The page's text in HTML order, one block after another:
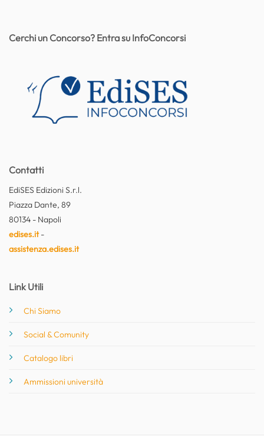
Contatti
EdiSES Edizioni S.r.l.
Piazza Dante, 89
80134 - Napoli
edises.it-
assistenza.edises.it
Link Utili
Chi Siamo
Social & Comunity
Catalogo libri
Ammissioni università
Cerchi un Concorso? Entra su InfoConcorsi